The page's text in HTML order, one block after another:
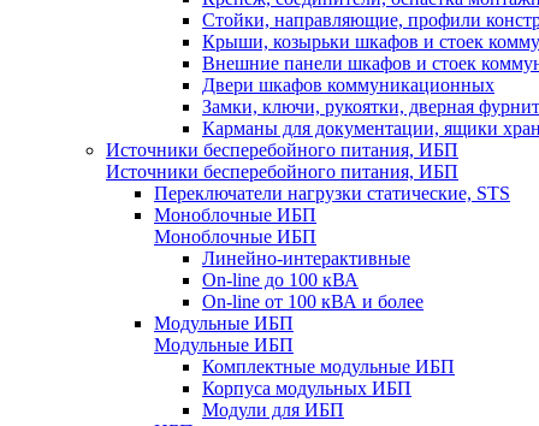
Стойки, направляющие, профили
Крыши, козырьки шкафов и стоек
Внешние панели шкафов и стоек
Двери шкафов коммуникационных
Замки, ключи, рукоятки, дверная
Карманы для документации, ящики
Источники бесперебойного питания, ИБП
Источники бесперебойного питания, ИБП
Переключатели нагрузки статические, STS
Моноблочные ИБП
Моноблочные ИБП
Линейно-интерактивные
On-line до 100 кВА
On-line от 100 кВА и более
Модульные ИБП
Модульные ИБП
Комплектные модульные ИБП
Корпуса модульных ИБП
Модули для ИБП